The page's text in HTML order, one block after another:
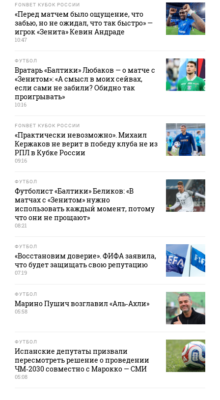
FONBET КУБОК РОССИИ
«Перед матчем было ощущение, что
забью, но не ожидал, что так быстро» —
игрок «Зенита» Кевин Андраде
10:47
ФУТБОЛ
Вратарь «Балтики» Любаков — о матче с
«Зенитом»: «А смысл в моих сейвах,
если сами не забили? Обидно так
проигрывать»
10:16
FONBET КУБОК РОССИИ
«Практически невозможно». Михаил
Кержаков не верит в победу клуба не из
РПЛ в Кубке России
09:16
ФУТБОЛ
Футболист «Балтики» Беликов: «В
матчах с «Зенитом» нужно
использовать каждый момент, потому
что они не прощают»
08:21
ФУТБОЛ
«Восстановим доверие». ФИФА заявила,
что будет защищать свою репутацию
07:19
ФУТБОЛ
Марино Пушич возглавил «Аль‑Ахли»
05:58
ФУТБОЛ
Испанские депутаты призвали
пересмотреть решение о проведении
ЧМ‑2030 совместно с Марокко — СМИ
05:08